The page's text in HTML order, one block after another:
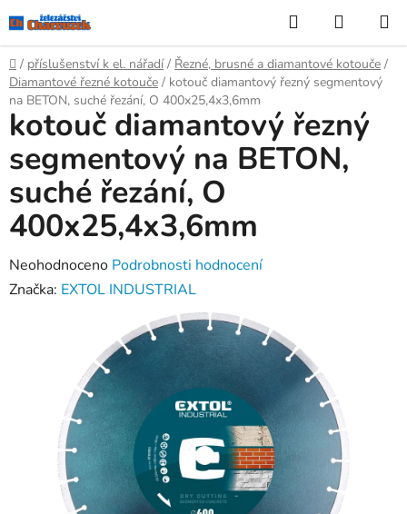
na
obsah
Hledat
KOŠÍK
Domů
/ příslušenství k el. nářadí / Řezné, brusné a diamantové kotouče /
Diamantové řezné kotouče / kotouč diamantový řezný segmentový
na BETON, suché řezání, O 400x25,4x3,6mm
kotouč diamantový řezný
segmentový na BETON,
suché řezání, O
400x25,4x3,6mm
Průměrné
hodnocení
hvězdiček.
Neohodnoceno Podrobnosti hodnocení
Značka: EXTOL INDUSTRIAL